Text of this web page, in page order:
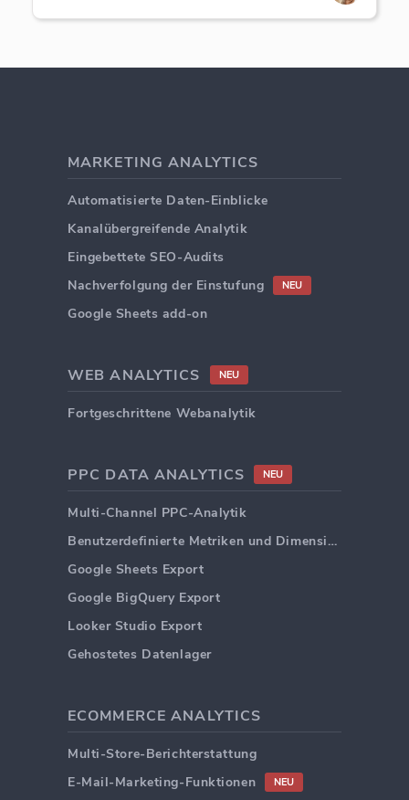
MARKETING ANALYTICS
Automatisierte Daten-Einblicke
Kanalübergreifende Analytik
Eingebettete SEO-Audits
Nachverfolgung der Einstufung
NEU
Google Sheets add-on
WEB ANALYTICS NEU
Fortgeschrittene Webanalytik
PPC DATA ANALYTICS NEU
Multi-Channel PPC-Analytik
Benutzerdefinierte Metriken und Dimensionen
Google Sheets Export
Google BigQuery Export
Looker Studio Export
Gehostetes Datenlager
ECOMMERCE ANALYTICS
Multi-Store-Berichterstattung
E-Mail-Marketing-Funktionen
NEU